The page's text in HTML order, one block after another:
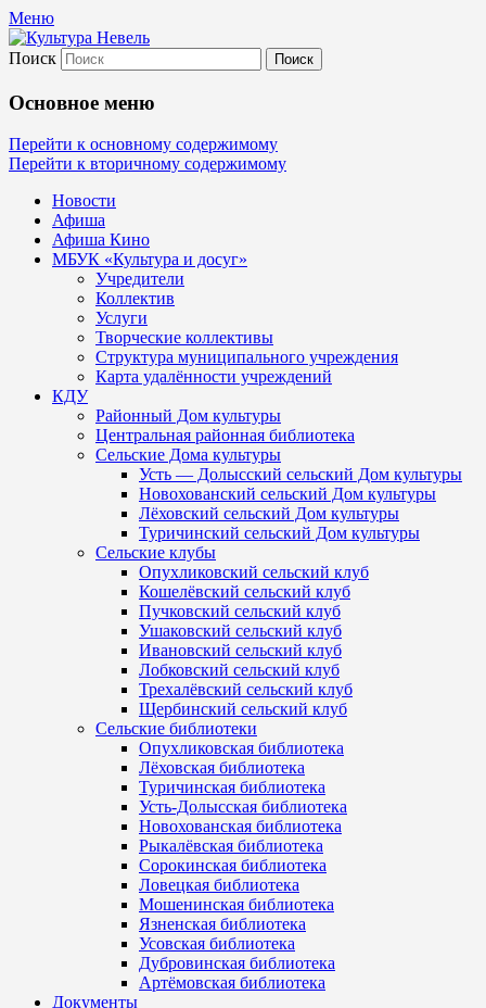
Меню
Культура Невель
МБУК Невельского района "Культура
и досуг"
Поиск
Основное меню
Перейти к основному содержимому
Перейти к вторичному содержимому
Новости
Афиша
Афиша Кино
МБУК «Культура и досуг»
Учредители
Коллектив
Услуги
Творческие коллективы
Структура муниципального учреждения
Карта удалённости учреждений
КДУ
Районный Дом культуры
Центральная районная библиотека
Сельские Дома культуры
Усть — Долысский сельский Дом культуры
Новохованский сельский Дом культуры
Лёховский сельский Дом культуры
Туричинский сельский Дом культуры
Сельские клубы
Опухликовский сельский клуб
Кошелёвский сельский клуб
Пучковский сельский клуб
Ушаковский сельский клуб
Ивановский сельский клуб
Лобковский сельский клуб
Трехалёвский сельский клуб
Щербинский сельский клуб
Сельские библиотеки
Опухликовская библиотека
Лёховская библиотека
Туричинская библиотека
Усть-Долысская библиотека
Новохованская библиотека
Рыкалёвская библиотека
Сорокинская библиотека
Ловецкая библиотека
Мошенинская библиотека
Язненская библиотека
Усовская библиотека
Дубровинская библиотека
Артёмовская библиотека
Документы